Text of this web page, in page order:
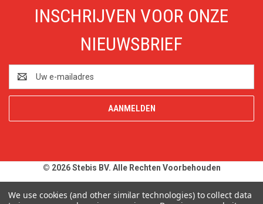
INSCHRIJVEN VOOR ONZE
NIEUWSBRIEF
mailadres
© 2026 Stebis BV. Alle Rechten Voorbehouden
Alle prijzen en specificaties zijn onder voorbehoud, exclusief BTW,
We use cookies (and other similar technologies) to collect data